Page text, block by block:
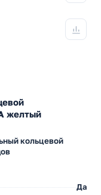
желтый
кольцевой
Да